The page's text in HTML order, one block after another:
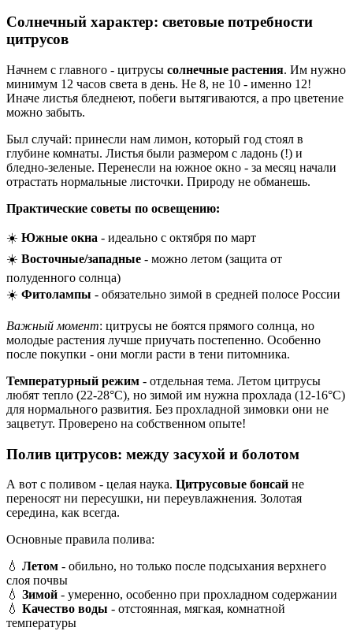
Солнечный характер: световые потребности
цитрусов
Начнем с главного - цитрусы солнечные растения. Им нужно
минимум 12 часов света в день. Не 8, не 10 - именно 12!
Иначе листья бледнеют, побеги вытягиваются, а про цветение
можно забыть.
Был случай: принесли нам лимон, который год стоял в
глубине комнаты. Листья были размером с ладонь (!) и
бледно-зеленые. Перенесли на южное окно - за месяц начали
отрастать нормальные листочки. Природу не обманешь.
Практические советы по освещению:
☀️ Южные окна - идеально с октября по март
☀️ Восточные/западные - можно летом (защита от
полуденного солнца)
☀️ Фитолампы - обязательно зимой в средней полосе России
Важный момент: цитрусы не боятся прямого солнца, но
молодые растения лучше приучать постепенно. Особенно
после покупки - они могли расти в тени питомника.
Температурный режим - отдельная тема. Летом цитрусы
любят тепло (22-28°C), но зимой им нужна прохлада (12-16°C)
для нормального развития. Без прохладной зимовки они не
зацветут. Проверено на собственном опыте!
Полив цитрусов: между засухой и болотом
А вот с поливом - целая наука. Цитрусовые бонсай не
переносят ни пересушки, ни переувлажнения. Золотая
середина, как всегда.
Основные правила полива:
💧 Летом - обильно, но только после подсыхания верхнего
слоя почвы
💧 Зимой - умеренно, особенно при прохладном содержании
💧 Качество воды - отстоянная, мягкая, комнатной
температуры